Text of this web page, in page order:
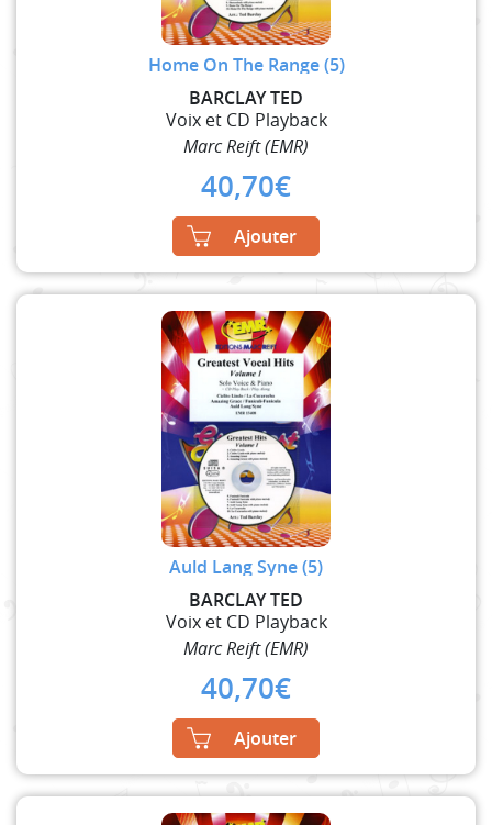
Home On The Range (5)
BARCLAY TED
Voix et CD Playback
Marc Reift (EMR)
40,70€
Ajouter
Auld Lang Syne (5)
BARCLAY TED
Voix et CD Playback
Marc Reift (EMR)
40,70€
Ajouter